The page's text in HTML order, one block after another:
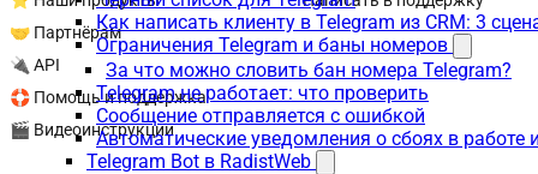
Как написать клиенту в Telegram из CRM: 3
Ограничения Telegram и баны номеров
За что можно словить бан номера Telegram?
Telegram не работает: что проверить
Сообщение отправляется с ошибкой
Автоматические уведомления о сбоях в работе
Telegram Bot в RadistWeb
🤝 Партнёрам
🔌 API
🛟 Помощь и поддержка
🎬 Видеоинструкции